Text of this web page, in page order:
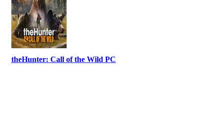
theHunter: Call of the Wild PC